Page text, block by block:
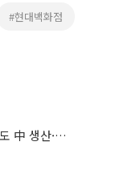
#현대백화점
무뎌지는 ‘중국산’ 거부감…글로벌 완성차도 中 생산·협력 확대